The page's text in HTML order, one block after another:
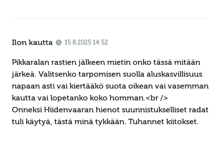
Ilon kautta 15.8.2025 14:52
Pikkaralan rastien jälkeen mietin onko tässä mitään
järkeä. Valitsenko tarpomisen suolla aluskasvillisuus
napaan asti vai kiertääkö suota oikean vai vasemman
kautta vai lopetanko koko homman.<br />
Onneksi Hiidenvaaran hienot suunnistukselliset radat
tuli käytyä, tästä minä tykkään. Tuhannet kiitokset.